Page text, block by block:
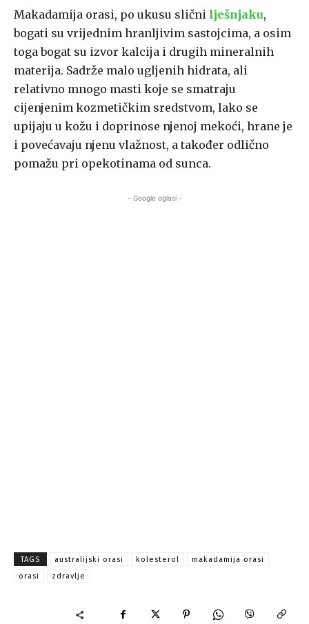
Makadamija orasi, po ukusu slični lješnjaku,
bogati su vrijednim hranljivim sastojcima, a osim
toga bogat su izvor kalcija i drugih mineralnih
materija. Sadrže malo ugljenih hidrata, ali
relativno mnogo masti koje se smatraju
cijenjenim kozmetičkim sredstvom, lako se
upijaju u kožu i doprinose njenoj mekoći, hrane je
i povećavaju njenu vlažnost, a također odlično
pomažu pri opekotinama od sunca.
- Google oglasi -
TAGS australijski orasi kolesterol
makadamija orasi
orasi
zdravlje